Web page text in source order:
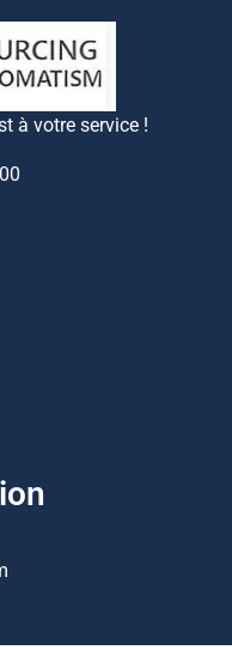
à votre service !